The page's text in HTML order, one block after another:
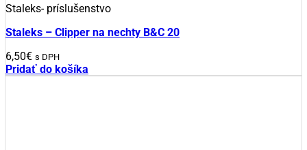
Staleks- príslušenstvo
Staleks – Clipper na nechty B&C 20
6,50€ s DPH
Pridať do košíka